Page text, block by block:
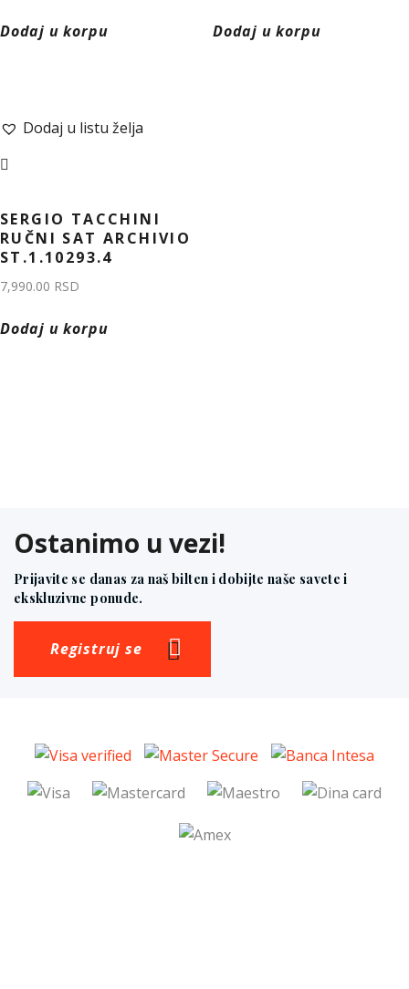
Dodaj u korpu Dodaj u korpu
Dodaj u listu želja
SERGIO TACCHINI
RUČNI SAT ARCHIVIO
ST.1.10293.4
7,990.00 RSD
Dodaj u korpu
Ostanimo u vezi!
Prijavite se danas za naš bilten i dobijte naše savete i
ekskluzivne ponude.
Registruj se